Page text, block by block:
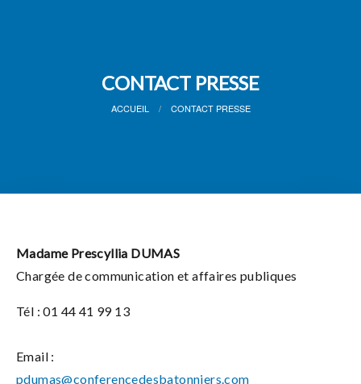
CONTACT PRESSE
ACCUEIL CONTACT PRESSE
Madame Prescyllia DUMAS
Chargée de communication et affaires publiques
Tél : 01 44 41 99 13
Email :
pdumas@conferencedesbatonniers.com